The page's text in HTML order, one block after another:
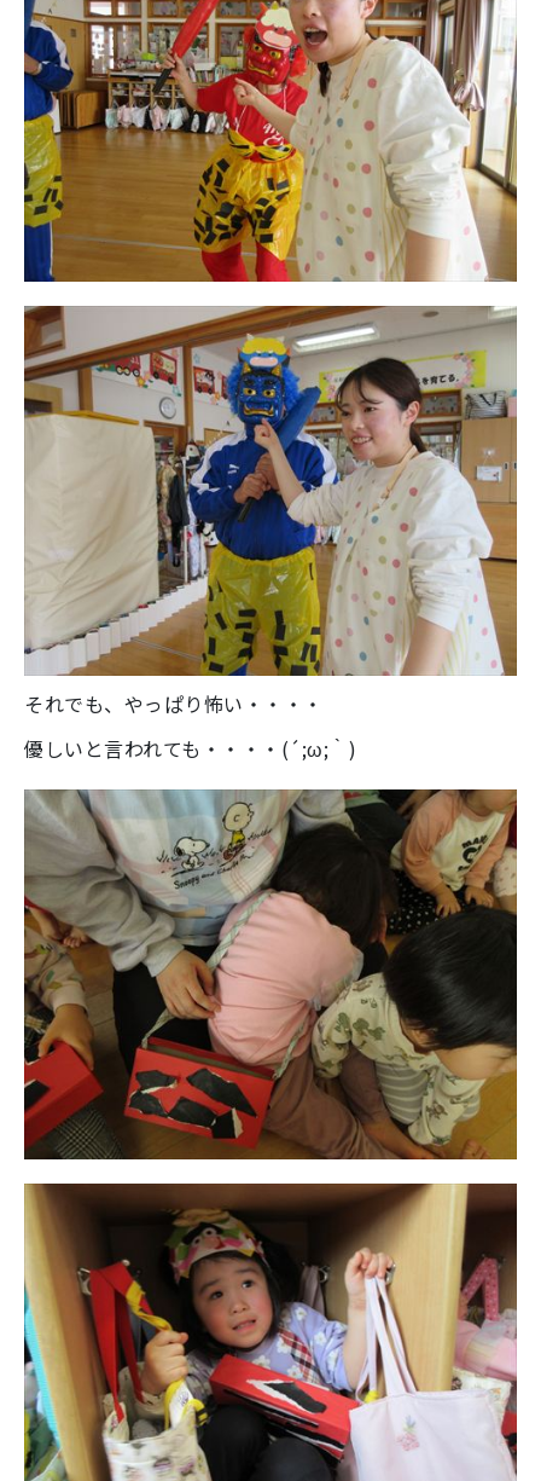
それでも、やっぱり怖い・・・・
優しいと言われても・・・・(´;ω;｀)